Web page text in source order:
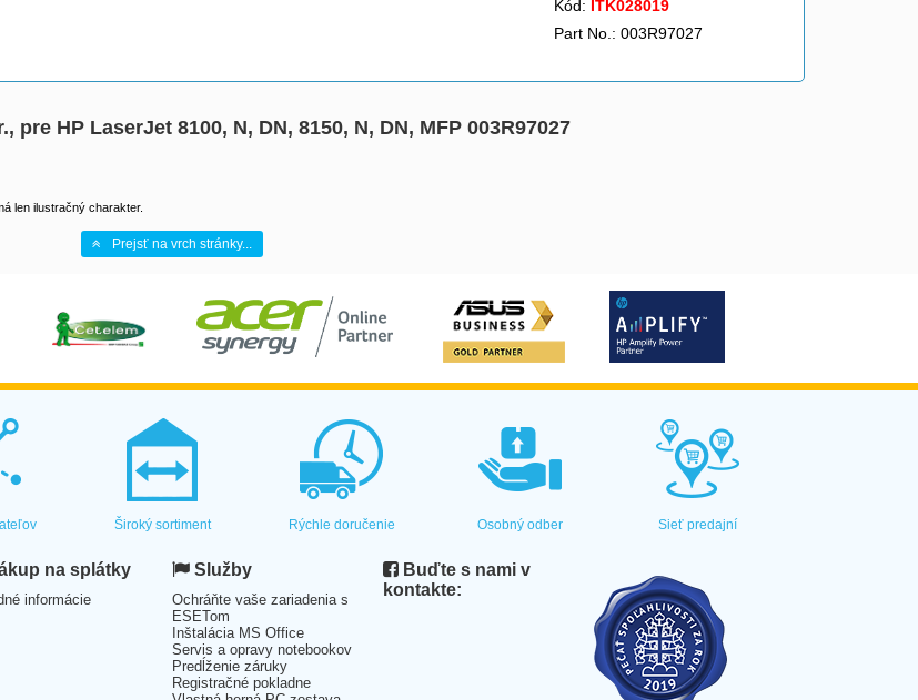
Kód: ITK028019
Part No.: 003R97027
HP LaserJet 8100, N, DN, 8150, N, DN, MFP 003R97027
len ilustračný charakter.
Prejsť na vrch stránky...
Široký sortiment Rýchle doručenie Osobný odber Sieť predajní
na splátky
informácie
Služby
Ochráňte vaše zariadenia s
ESETom
Inštalácia MS Office
Servis a opravy notebookov
Predĺženie záruky
Registračné pokladne
Buďte s nami v
kontakte: